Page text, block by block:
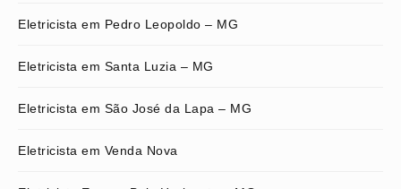
Eletricista em Pedro Leopoldo – MG
Eletricista em Santa Luzia – MG
Eletricista em São José da Lapa – MG
Eletricista em Venda Nova